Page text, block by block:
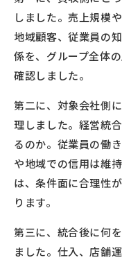
しました。売上規模
地域顧客、従業員の
係を、グループ全体
確認しました。
第二に、対象会社側
理しました。経営統
るのか。従業員の働
や地域での信用は維
は、条件面に合理性
ります。
第三に、統合後に何
ました。仕入、店舗